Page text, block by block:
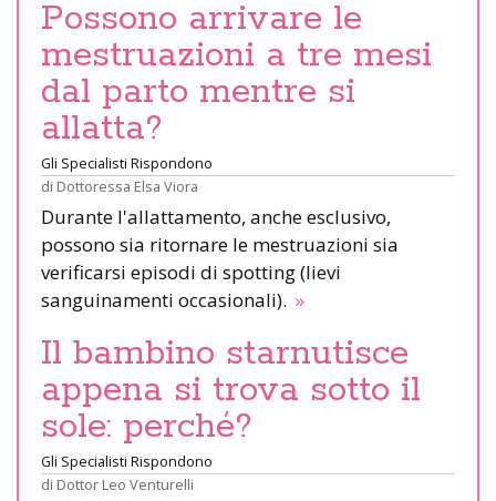
Possono arrivare le
mestruazioni a tre mesi
dal parto mentre si
allatta?
Gli Specialisti Rispondono
di Dottoressa Elsa Viora
Durante l'allattamento, anche esclusivo,
possono sia ritornare le mestruazioni sia
verificarsi episodi di spotting (lievi
sanguinamenti occasionali). »
Il bambino starnutisce
appena si trova sotto il
sole: perché?
Gli Specialisti Rispondono
di Dottor Leo Venturelli